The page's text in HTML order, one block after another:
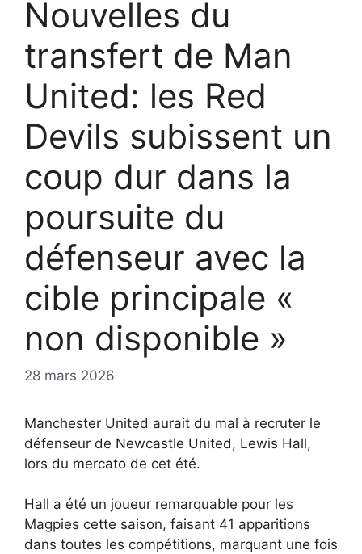
Nouvelles du
transfert de Man
United: les Red
Devils subissent un
coup dur dans la
poursuite du
défenseur avec la
cible principale «
non disponible »
28 mars 2026
Manchester United aurait du mal à recruter le
défenseur de Newcastle United, Lewis Hall,
lors du mercato de cet été.
Hall a été un joueur remarquable pour les
Magpies cette saison, faisant 41 apparitions
dans toutes les compétitions, marquant une fois